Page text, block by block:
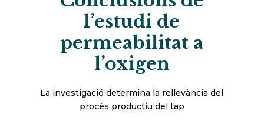
l’estudi de
permeabilitat a
l’oxigen
La investigació determina la rellevància del
procés productiu del tap